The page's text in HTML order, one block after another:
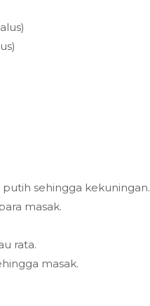
sehingga kekuningan.
masak.
rata.
masak.